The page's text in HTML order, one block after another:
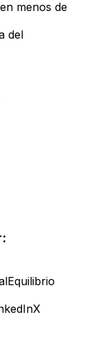
menos de
del
Equilibrio
X